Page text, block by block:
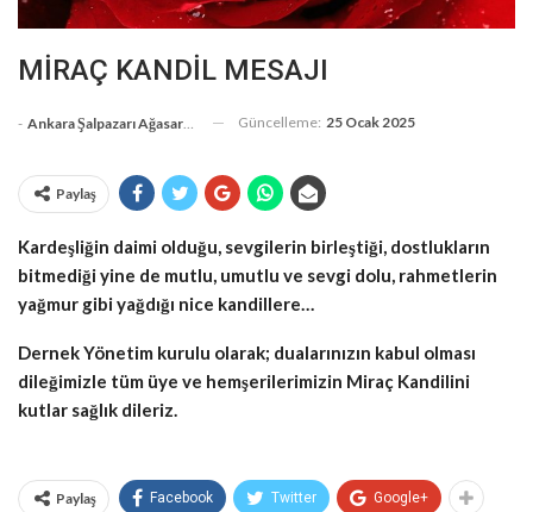
MİRAÇ KANDİL MESAJI
- Ankara Şalpazarı Ağasarlılar Eğitim Kültür Ve Dayanışma Derneği Güncelleme: 25 Ocak 2025
Paylaş
Kardeşliğin daimi olduğu, sevgilerin birleştiği, dostlukların
bitmediği yine de mutlu, umutlu ve sevgi dolu, rahmetlerin
yağmur gibi yağdığı nice kandillere…
Dernek Yönetim kurulu olarak; dualarınızın kabul olması
dileğimizle tüm üye ve hemşerilerimizin Miraç Kandilini
kutlar sağlık dileriz.
Paylaş Facebook Twitter Google+